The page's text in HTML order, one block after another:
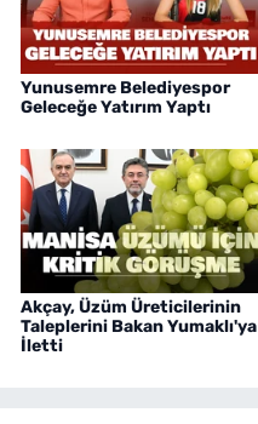
Yunusemre Belediyespor
Geleceğe Yatırım Yaptı
Akçay, Üzüm Üreticilerinin
Taleplerini Bakan Yumaklı'ya
İletti